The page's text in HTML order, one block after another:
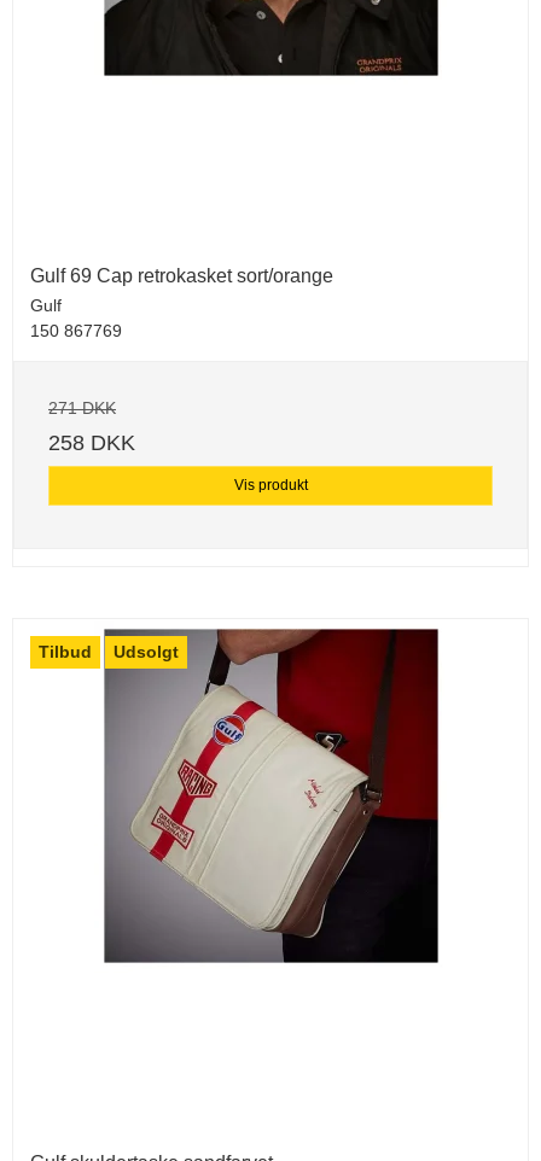
Gulf 69 Cap retrokasket sort/orange
Gulf
150 867769
271 DKK
258 DKK
Vis produkt
Tilbud Udsolgt